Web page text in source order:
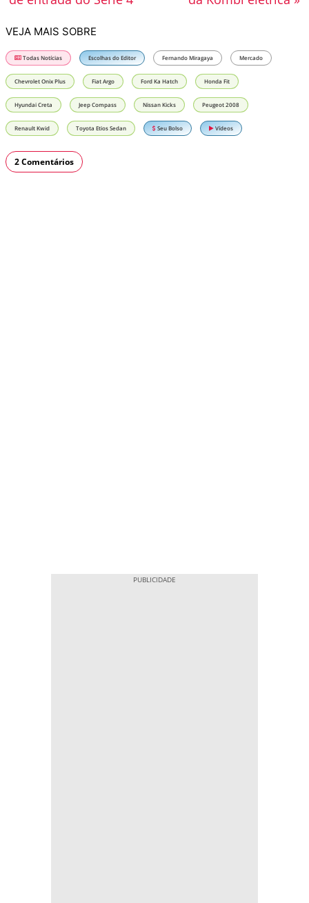
VEJA MAIS SOBRE
Todas Notícias Escolhas do Editor Fernando Miragaya Mercado
Chevrolet Onix Plus Fiat Argo Ford Ka Hatch Honda Fit
Hyundai Creta Jeep Compass Nissan Kicks Peugeot 2008
Renault Kwid Toyota Etios Sedan Seu Bolso Vídeos
2 Comentários